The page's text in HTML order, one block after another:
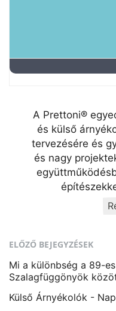
A Prettoni®
és külső
tervezésére és
és nagy
ELŐZŐ BEJEGYZÉSEK
Mi a különbség a 89-
Szalagfüggönyök
Külső Árnyékolók -